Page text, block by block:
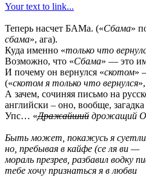
Your text to link...
Теперь насчет БАМа. («Сбама»
сбама», ага).
Куда именно «только что
Возможно, что «Сбама» — это
И почему он вернулся «скотом»
(«скотом я только что вернулся
А зачем, сочиняя письмо на
английски – оно, вообще, загадка
Упс… «Дражайший дрожащий
Быть может, покажусь я
но, пребывая в кайфе (се ля ви —
мораль презрев, разбавил водку
тебе хочу признаться я в любви